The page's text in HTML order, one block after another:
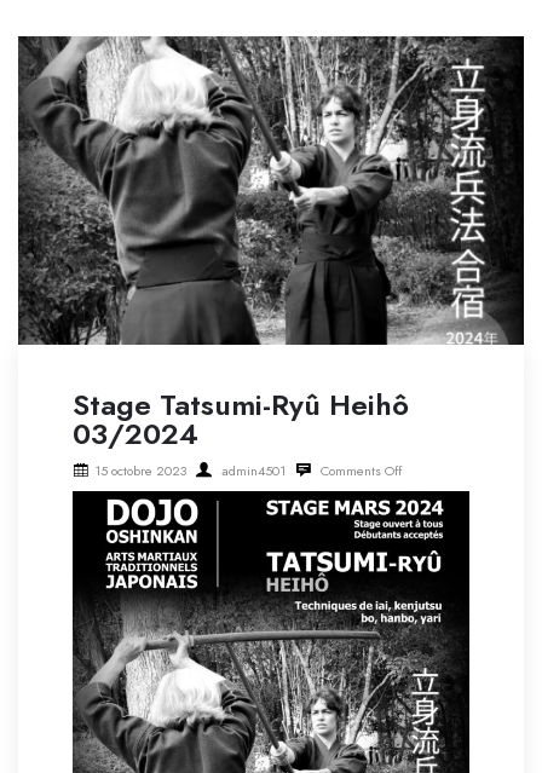
Stage Tatsumi-Ryû Heihô
03/2024
15 octobre 2023 admin4501 Comments Off